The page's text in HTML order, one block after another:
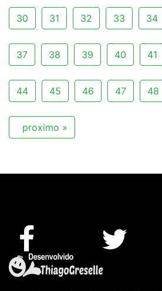
30 31 32 33 34
37 38 39 40 41
44 45 46 47 48
proximo »